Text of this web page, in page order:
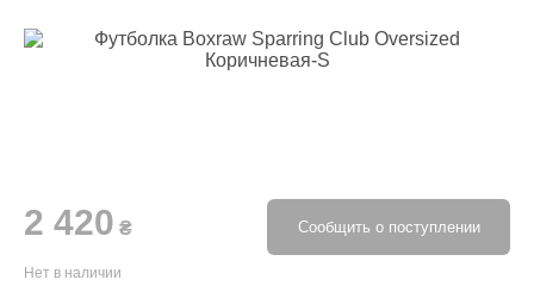
2 420 ₴
Нет в наличии
Сообщить о поступлении